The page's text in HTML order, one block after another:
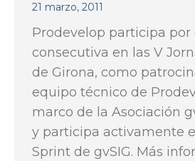
21 marzo, 2011
Prodevelop participa por
consecutiva en las V
de Girona, como
equipo técnico de
marco de la Asociación
y participa activamente
Sprint de gvSIG. Más